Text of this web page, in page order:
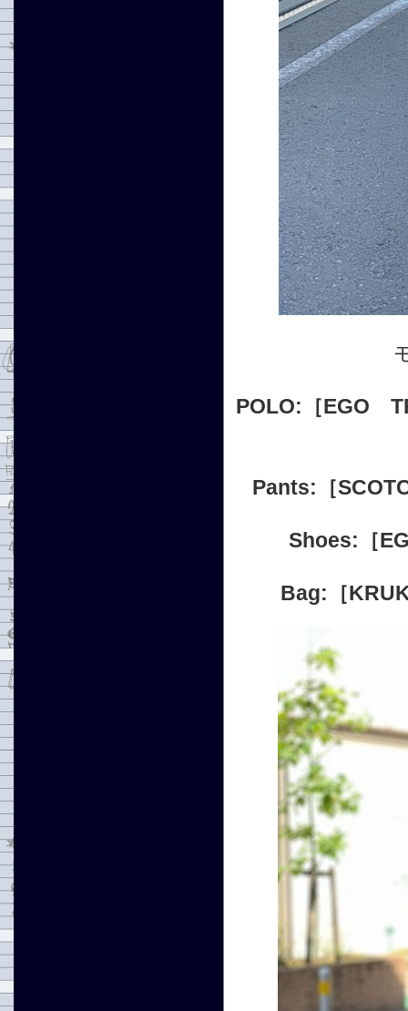
POLO: ［EGO
Pants:［
Shoes:［
Bag: ［